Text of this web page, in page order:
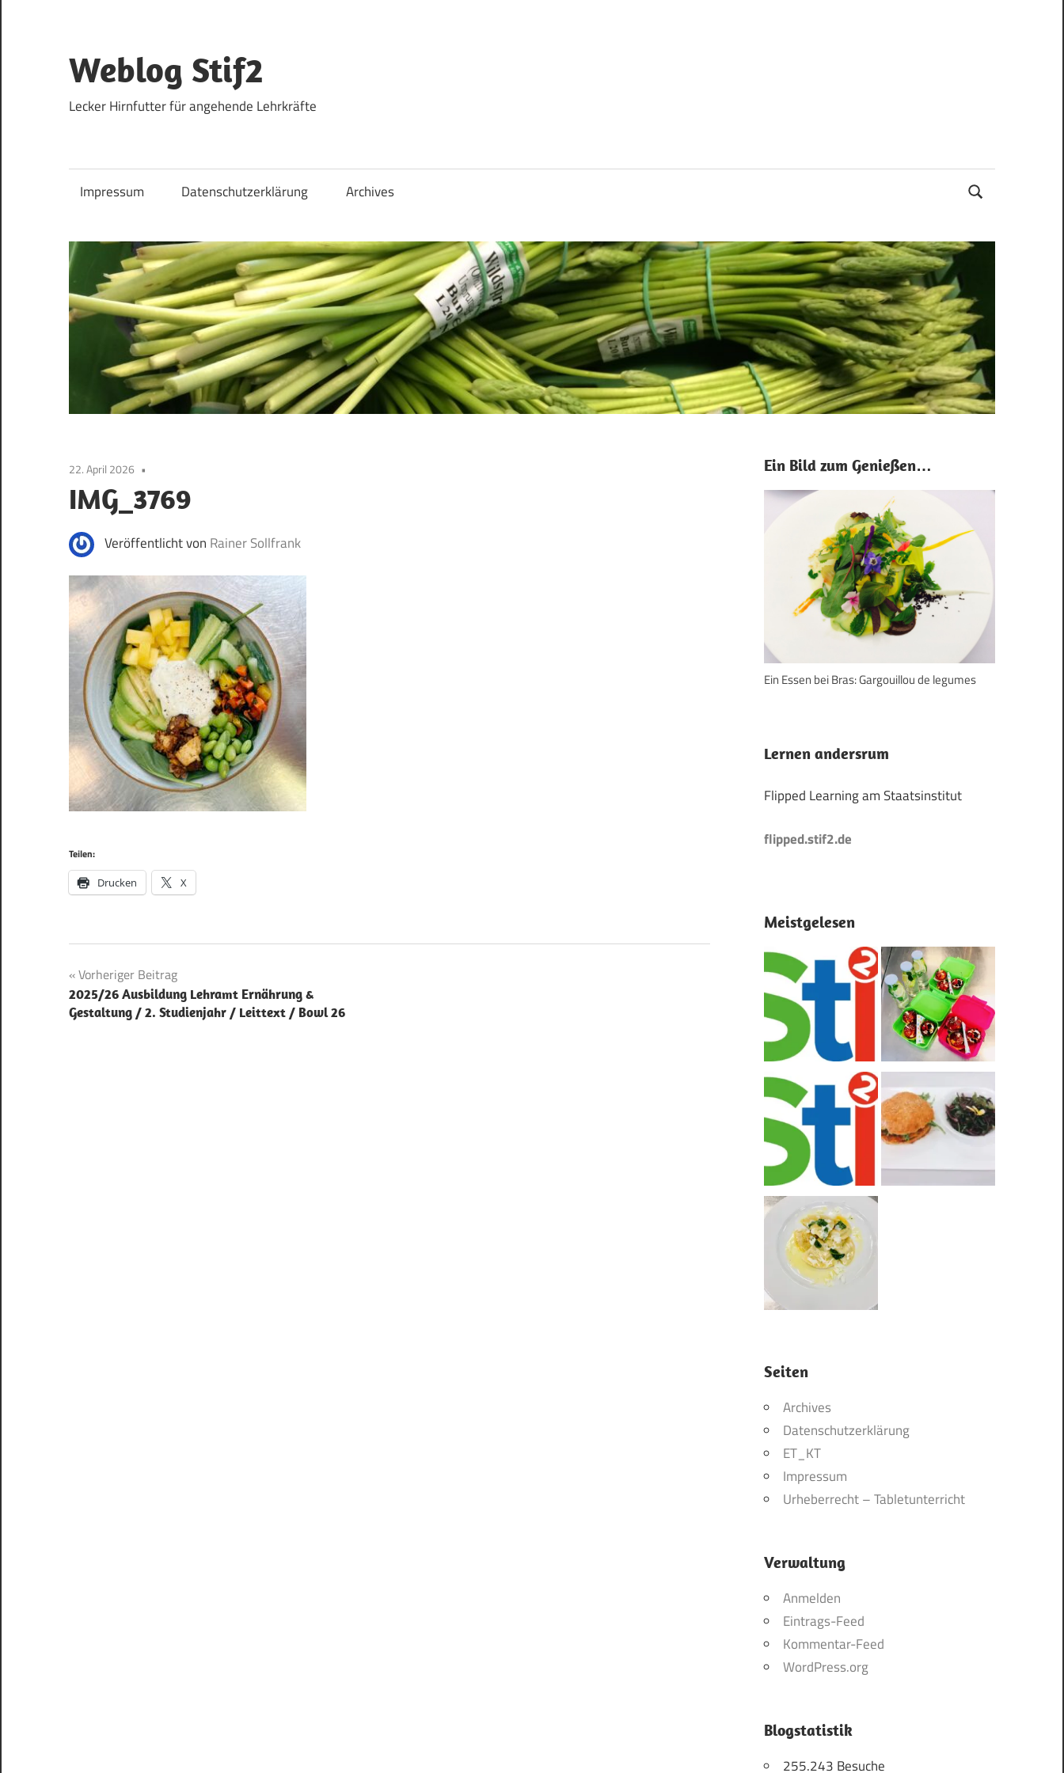
springen
Weblog Stif2
Lecker Hirnfutter für angehende Lehrkräfte
Impressum Datenschutzerklärung Archives
22. April 2026
IMG_3769
Veröffentlicht von Rainer Sollfrank
Teilen:
Drucken X
Beitragsnavigation
Vorheriger Beitrag
2025/26 Ausbildung Lehramt Ernährung &
Gestaltung / 2. Studienjahr / Leittext / Bowl 26
Ein Bild zum Genießen…
Ein Essen bei Bras: Gargouillou de legumes
Lernen andersrum
Flipped Learning am Staatsinstitut
flipped.stif2.de
Meistgelesen
Seiten
Archives
Datenschutzerklärung
ET_KT
Impressum
Urheberrecht – Tabletunterricht
Verwaltung
Anmelden
Eintrags-Feed
Kommentar-Feed
WordPress.org
Blogstatistik
255.243 Besuche